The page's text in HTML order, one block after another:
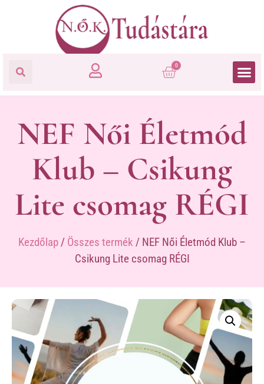
0
NEF Női Életmód
Klub – Csikung
Lite csomag RÉGI
Kezdőlap/ Összes termék / NEF Női Életmód Klub –
Csikung Lite csomag RÉGI